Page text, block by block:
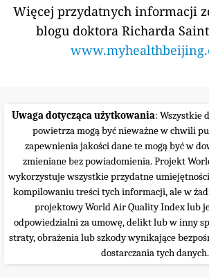
Więcej przydatnych informacji
blogu doktora Richarda
Uwaga dotycząca użytkowania: Wszystkie
powietrza mogą być nieważne w chwili
zapewnienia jakości dane te mogą być w
zmieniane bez powiadomienia. Projekt
wykorzystuje wszystkie przydatne
kompilowaniu treści tych informacji, ale w
projektowy World Air Quality Index lub
odpowiedzialni za umowę, delikt lub w inny
straty, obrażenia lub szkody wynikające
dostarczania tych danych.